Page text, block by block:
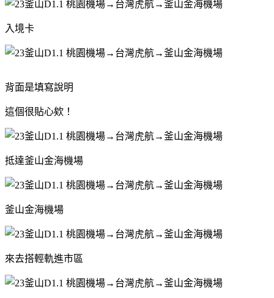
入境卡
背面是填寫說明
這個很貼心欸！
抵達釜山金海機場
釜山金海機場
來去搭輕軌進市區